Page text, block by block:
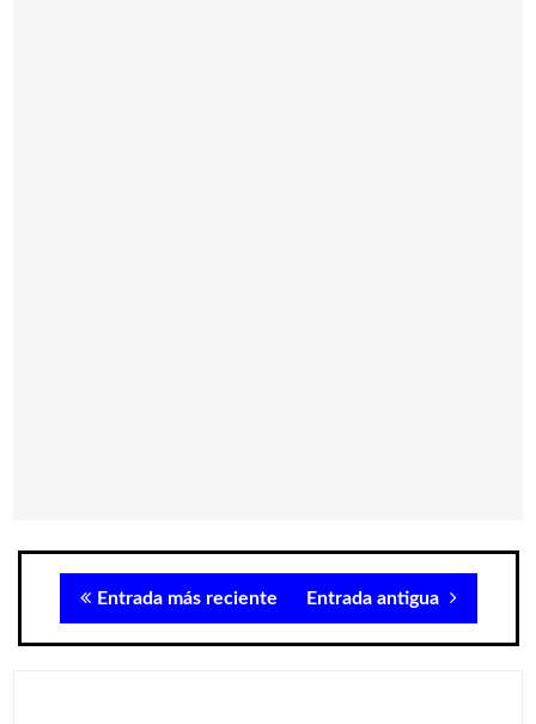
Entrada más reciente Entrada antigua